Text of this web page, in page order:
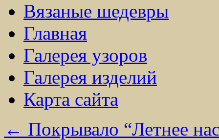
Вязаные шедевры
Главная
Галерея узоров
Галерея изделий
Карта сайта
← Покрывало “Летнее